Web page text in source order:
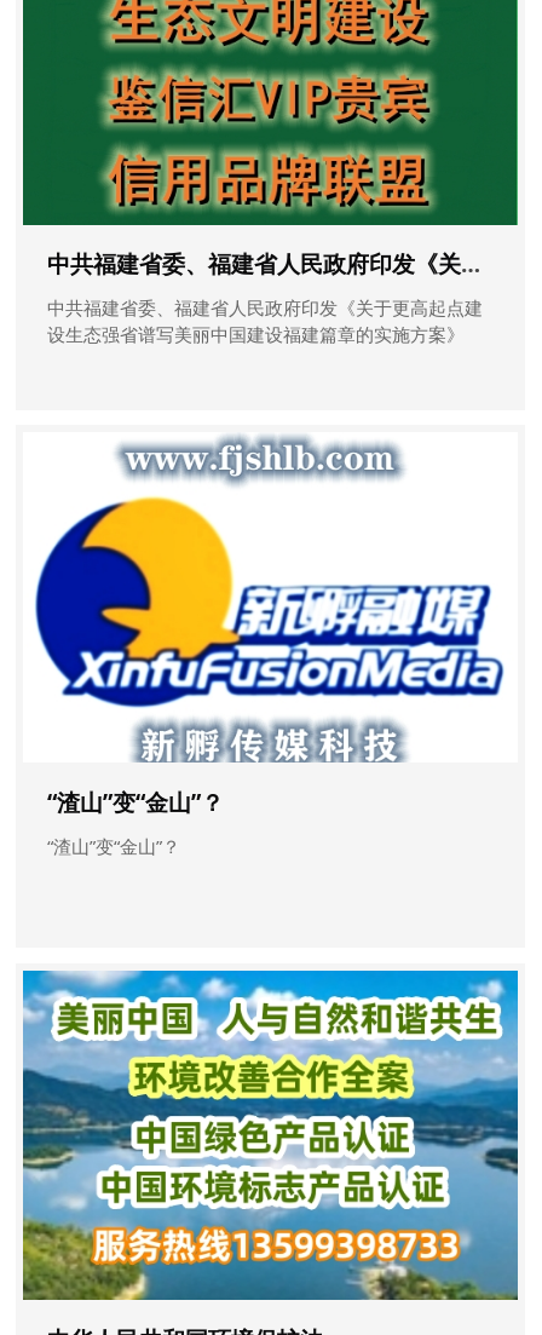
中共福建省委、福建省人民政府印发《关于更高起点建设生态强省谱写美丽中国建设福建篇章的实施方案》
中共福建省委、福建省人民政府印发《关于更高起点建
设生态强省谱写美丽中国建设福建篇章的实施方案》
“渣山”变“金山”？
“渣山”变“金山”？